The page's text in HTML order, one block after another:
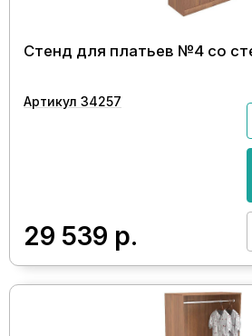
Стенд для платьев №4 со
Артикул 34257
29 539 р.